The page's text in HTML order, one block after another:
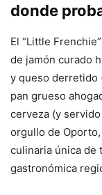
donde
El “Little
de jamón curado
y queso derretido
pan grueso
cerveza (y
orgullo de Oporto,
culinaria única de
gastronómica